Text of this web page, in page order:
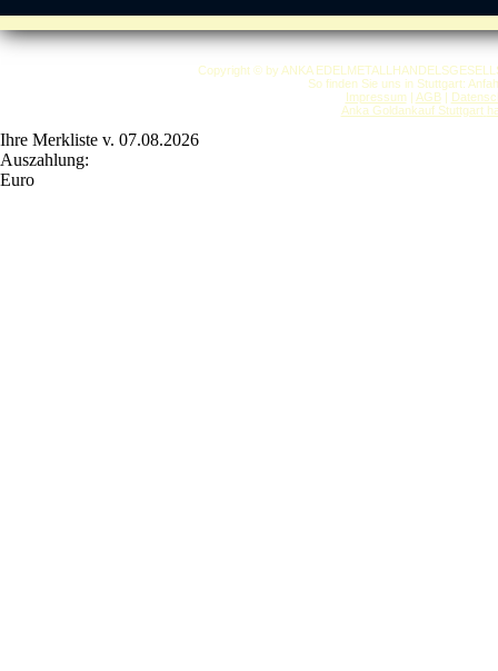
Copyright © by ANKA
So finden Sie uns in Stuttgart:
Impressum| AGB|
Anka Goldankauf Stuttgart
Ihre Merkliste v. 07.08.2026
Auszahlung:
Euro